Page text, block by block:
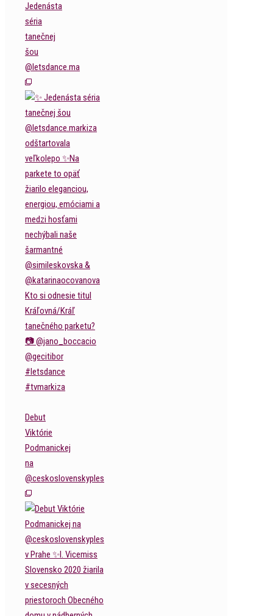
Jedenásta
séria
tanečnej
šou
@letsdance.ma
Debut
Viktórie
Podmanickej
na
@ceskoslovenskyples